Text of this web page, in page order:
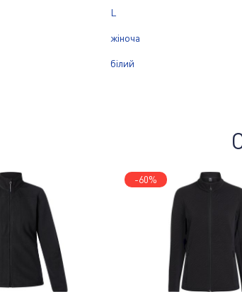
L
жіноча
білий
-60%